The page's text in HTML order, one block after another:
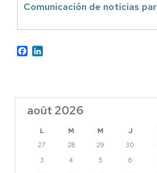
Comunicación de noticias
Facebook
août 2026
L M M J
27
28 29 30
3
4 5 6